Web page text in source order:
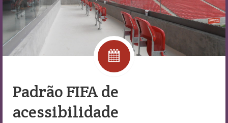
Biblioteca
Sobre
Padrão FIFA de
acessibilidade